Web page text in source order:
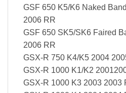
GSF 650 K5/K6 Naked
2006 RR
GSF 650 SK5/SK6 Faired
2006 RR
GSX-R 750 K4/K5 2004
GSX-R 1000 K1/K2
GSX-R 1000 K3 2003 2003